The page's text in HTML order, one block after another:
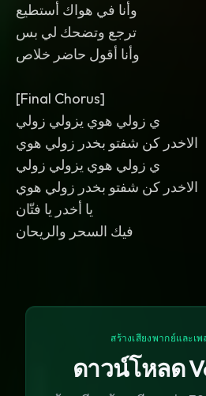
وأنا في هواك أستطيع
ترجع وتضحك لي بس
وأنا أقول حاضر خلاص
[Final Chorus]
ي زولي هوي يزولي زولي
الاخدر كن شفتو بخدر زولي هوي
ي زولي هوي يزولي زولي
الاخدر كن شفتو بخدر زولي هوي
يا أخدر يا فتّان
فيك السحر والريحان
สร้างเสียงพากย์และเพ
ดาวน์โหลด